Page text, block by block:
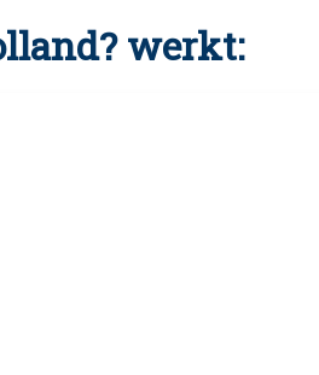
werkt: